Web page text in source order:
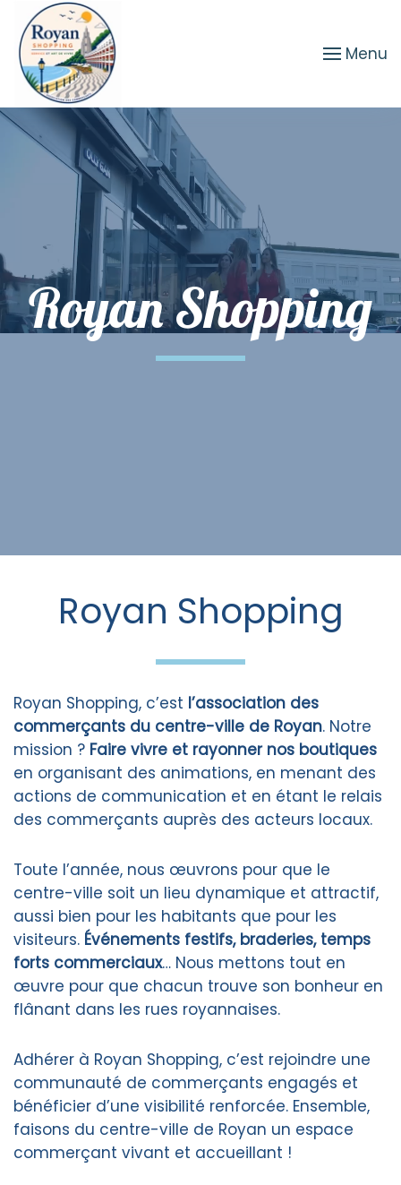
Passer au contenu principal Menu
Royan Shopping
Royan Shopping
Royan Shopping, c’est l’association des
commerçants du centre-ville de Royan. Notre
mission ? Faire vivre et rayonner nos boutiques
en organisant des animations, en menant des
actions de communication et en étant le relais
des commerçants auprès des acteurs locaux.
Toute l’année, nous œuvrons pour que le
centre-ville soit un lieu dynamique et attractif,
aussi bien pour les habitants que pour les
visiteurs. Événements festifs, braderies, temps
forts commerciaux… Nous mettons tout en
œuvre pour que chacun trouve son bonheur en
flânant dans les rues royannaises.
Adhérer à Royan Shopping, c’est rejoindre une
communauté de commerçants engagés et
bénéficier d’une visibilité renforcée. Ensemble,
faisons du centre-ville de Royan un espace
commerçant vivant et accueillant !